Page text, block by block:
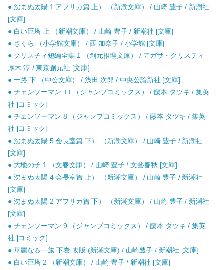
● 沈まぬ太陽 1 アフリカ篇 上） （新潮文庫） / 山崎 豊子 / 新潮社
[文庫]
● 白い巨塔 上 （新潮文庫） / 山崎 豊子 / 新潮社 [文庫]
● さくら （小学館文庫） / 西 加奈子 / 小学館 [文庫]
● クリスチィ短編全集 1 （創元推理文庫） / アガサ・クリスティ
厚木 淳 / 東京創元社 [文庫]
● 一路 下 （中公文庫） / 浅田 次郎 / 中央公論新社 [文庫]
● チェンソーマン 11 （ジャンプコミックス） / 藤本 タツキ / 集英
社 [コミック]
● チェンソーマン 8 （ジャンプコミックス） / 藤本 タツキ / 集英
社 [コミック]
● 沈まぬ太陽 5 会長室篇 下） （新潮文庫） / 山崎 豊子 / 新潮社
[文庫]
● 大地の子 1 （文春文庫） / 山崎 豊子 / 文藝春秋 [文庫]
● 沈まぬ太陽 4 会長室篇 上） （新潮文庫） / 山崎 豊子 / 新潮社
[文庫]
● 沈まぬ太陽 2 アフリカ篇 下） （新潮文庫） / 山崎 豊子 / 新潮社
[文庫]
● チェンソーマン 9 （ジャンプコミックス） / 藤本 タツキ / 集英
社 [コミック]
● 華麗なる一族 下巻 改版 (新潮文庫) / 山崎豊子 / 新潮社 [文庫]
● 白い巨塔 2 （新潮文庫） / 山崎 豊子 / 新潮社 [文庫]